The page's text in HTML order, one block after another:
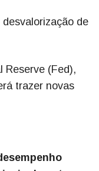
de
Reserve (Fed),
trazer novas